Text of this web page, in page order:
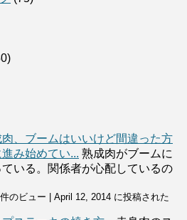
、ブームはいいけど間違った方
進み始めてい... 熟成肉がブームに
ている。関係者が心配しているの
のビュー April 12, 2014 に投稿された